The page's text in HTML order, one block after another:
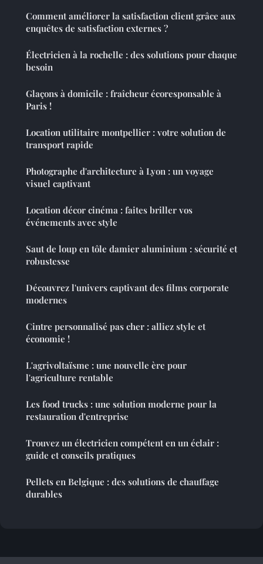
Comment améliorer la satisfaction client grâce aux
enquêtes de satisfaction externes ?
Électricien à la rochelle : des solutions pour chaque
besoin
Glaçons à domicile : fraîcheur écoresponsable à
Paris !
Location utilitaire montpellier : votre solution de
transport rapide
Photographe d'architecture à Lyon : un voyage
visuel captivant
Location décor cinéma : faites briller vos
événements avec style
Saut de loup en tôle damier aluminium : sécurité et
robustesse
Découvrez l'univers captivant des films corporate
modernes
Cintre personnalisé pas cher : alliez style et
économie !
L'agrivoltaïsme : une nouvelle ère pour
l'agriculture rentable
Les food trucks : une solution moderne pour la
restauration d'entreprise
Trouvez un électricien compétent en un éclair :
guide et conseils pratiques
Pellets en Belgique : des solutions de chauffage
durables